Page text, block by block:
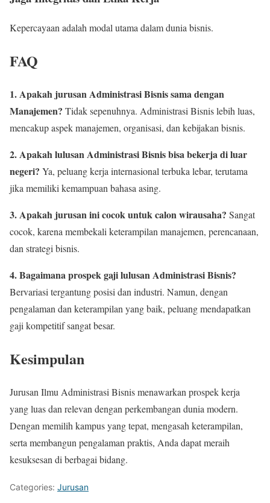
Kepercayaan adalah modal utama dalam dunia bisnis.
FAQ
1. Apakah jurusan Administrasi Bisnis sama dengan
Manajemen? Tidak sepenuhnya. Administrasi Bisnis lebih luas,
mencakup aspek manajemen, organisasi, dan kebijakan bisnis.
2. Apakah lulusan Administrasi Bisnis bisa bekerja di luar
negeri? Ya, peluang kerja internasional terbuka lebar, terutama
jika memiliki kemampuan bahasa asing.
3. Apakah jurusan ini cocok untuk calon wirausaha? Sangat
cocok, karena membekali keterampilan manajemen, perencanaan,
dan strategi bisnis.
4. Bagaimana prospek gaji lulusan Administrasi Bisnis?
Bervariasi tergantung posisi dan industri. Namun, dengan
pengalaman dan keterampilan yang baik, peluang mendapatkan
gaji kompetitif sangat besar.
Kesimpulan
Jurusan Ilmu Administrasi Bisnis menawarkan prospek kerja
yang luas dan relevan dengan perkembangan dunia modern.
Dengan memilih kampus yang tepat, mengasah keterampilan,
serta membangun pengalaman praktis, Anda dapat meraih
kesuksesan di berbagai bidang.
Categories: Jurusan